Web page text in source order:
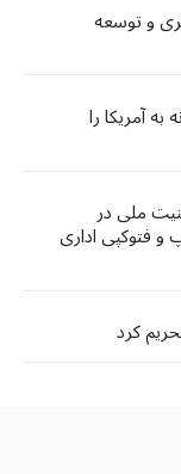
و توسعه
آمریکا را
ملی در
فتوکپی اداری
کرد